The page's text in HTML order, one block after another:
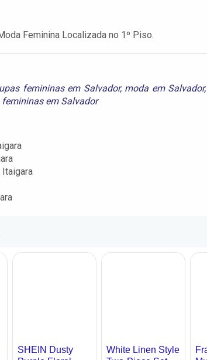
Feminina Localizada no 1º Piso.
femininas em Salvador, moda em Salvador,
femininas em Salvador
Itaigara